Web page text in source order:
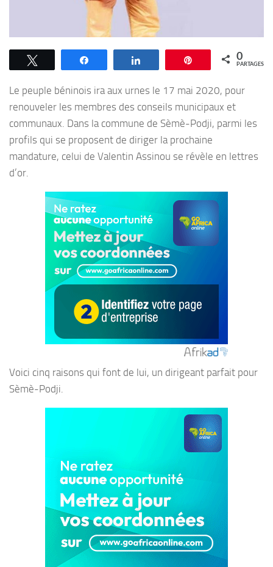
Épingle 0
PARTAGES
Le peuple béninois ira aux urnes le 17 mai 2020, pour
renouveler les membres des conseils municipaux et
communaux. Dans la commune de Sèmè-Podji, parmi les
profils qui se proposent de diriger la prochaine
mandature, celui de Valentin Assinou se révèle en lettres
d’or.
Voici cinq raisons qui font de lui, un dirigeant parfait pour
Sèmè-Podji.